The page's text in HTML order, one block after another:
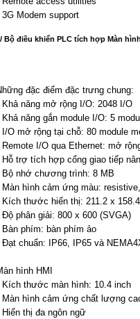
3G Modem support
Bộ điều khiển PLC tích hợp Màn
đặc điểm đặc trưng chung:
Khả năng mở rộng I/O: 2048 I/O
Khả năng gắn module I/O: 5
I/O mở rộng tại chỗ: 80 module
Remote I/O qua Ethernet: mở
Hỗ trợ tích hợp cổng giao tiếp
Bộ nhớ chương trình: 8 MB
Màn hình cảm ứng màu:
Kích thước hiển thị: 211.2 x
Độ phân giải: 800 x 600 (SVGA)
Bàn phím: bàn phím ảo
Đạt chuẩn: IP66, IP65 và
hình HMI
Kích thước màn hình: 10.4 inch
Màn hình cảm ứng chất lượng
Hiển thị đa ngôn ngữ